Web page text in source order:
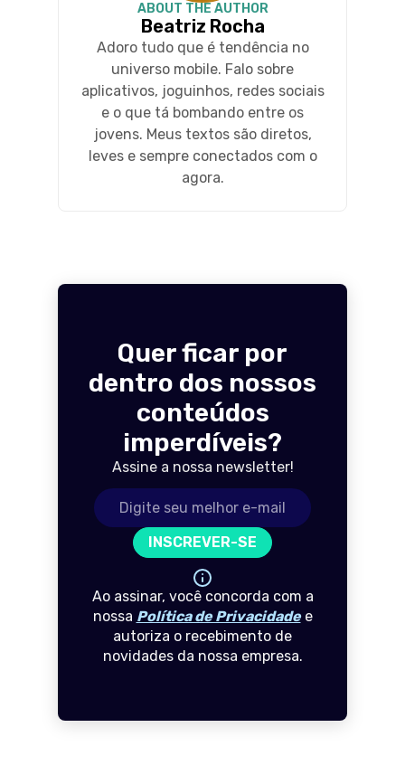
ABOUT THE AUTHOR
Beatriz Rocha
Adoro tudo que é tendência no
universo mobile. Falo sobre
aplicativos, joguinhos, redes sociais
e o que tá bombando entre os
jovens. Meus textos são diretos,
leves e sempre conectados com o
agora.
Quer ficar por
dentro dos nossos
conteúdos
imperdíveis?
Assine a nossa newsletter!
Endereço de e-mail
INSCREVER-SE
Ao assinar, você concorda com a
nossa Política de Privacidadee
autoriza o recebimento de
novidades da nossa empresa.